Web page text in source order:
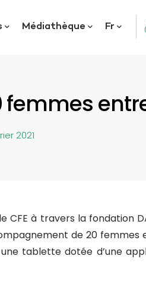
Médiathèque Fr
2021
à travers la fondation
de 20
tablette dotée d’une